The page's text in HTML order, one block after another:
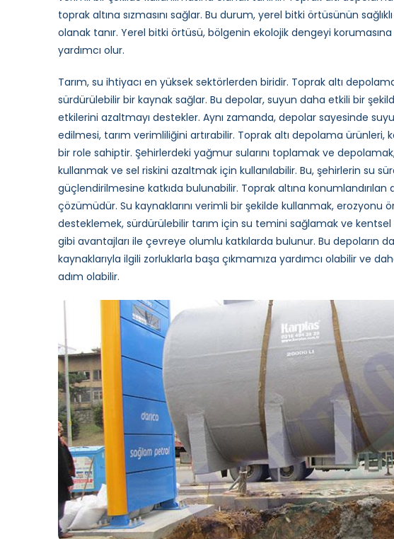
toprak altına sızmasını sağlar. Bu durum, yerel bitki örtüsünün
olanak tanır. Yerel bitki örtüsü, bölgenin ekolojik dengeyi
yardımcı olur.
Tarım, su ihtiyacı en yüksek sektörlerden biridir. Toprak altı
sürdürülebilir bir kaynak sağlar. Bu depolar, suyun daha etkili bir
etkilerini azaltmayı destekler. Aynı zamanda, depolar sayesinde
edilmesi, tarım verimliliğini artırabilir. Toprak altı depolama
bir role sahiptir. Şehirlerdeki yağmur sularını toplamak ve
kullanmak ve sel riskini azaltmak için kullanılabilir. Bu, şehirlerin su
güçlendirilmesine katkıda bulunabilir. Toprak altına
çözümüdür. Su kaynaklarını verimli bir şekilde kullanmak, erozyonu
desteklemek, sürdürülebilir tarım için su temini sağlamak ve
gibi avantajları ile çevreye olumlu katkılarda bulunur. Bu depoların
kaynaklarıyla ilgili zorluklarla başa çıkmamıza yardımcı olabilir ve
adım olabilir.